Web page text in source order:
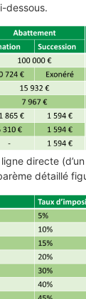
dessous.
directe
détaillé